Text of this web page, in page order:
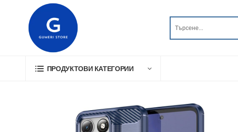
ПРОДУКТОВИ КАТЕГОРИИ